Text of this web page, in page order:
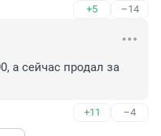
+5 –14
а сейчас продал за
+11 –4